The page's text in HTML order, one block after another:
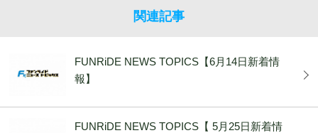
関連記事
FUNRiDE NEWS TOPICS【6月14日新着情
報】
FUNRiDE NEWS TOPICS【 5月25日新着情